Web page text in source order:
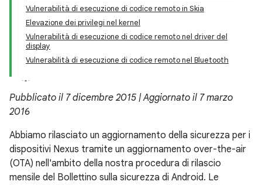
Vulnerabilità di esecuzione di codice remoto in Skia
Elevazione dei privilegi nel kernel
Vulnerabilità di esecuzione di codice remoto nel driver del
display
Vulnerabilità di esecuzione di codice remoto nel Bluetooth
Pubblicato il 7 dicembre 2015 | Aggiornato il 7 marzo
2016
Abbiamo rilasciato un aggiornamento della sicurezza per i
dispositivi Nexus tramite un aggiornamento over-the-air
(OTA) nell'ambito della nostra procedura di rilascio
mensile del Bollettino sulla sicurezza di Android. Le